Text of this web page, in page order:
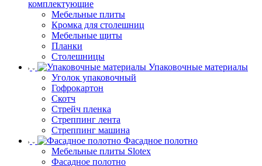
комплектующие
Мебельные плиты
Кромка для столешниц
Мебельные щиты
Планки
Столешницы
Упаковочные материалы
Уголок упаковочный
Гофрокартон
Скотч
Стрейч пленка
Стреппинг лента
Стреппинг машина
Фасадное полотно
Мебельные плиты Slotex
Фасадное полотно